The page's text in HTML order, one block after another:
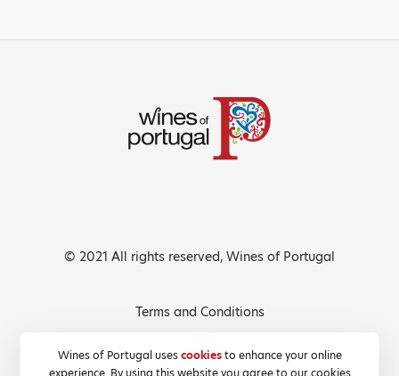
Wines of Portugal usescookiesto enhance your online
experience. By using this website you agree to our cookies
© 2021 All rights reserved, Wines of Portugal
Terms and Conditions